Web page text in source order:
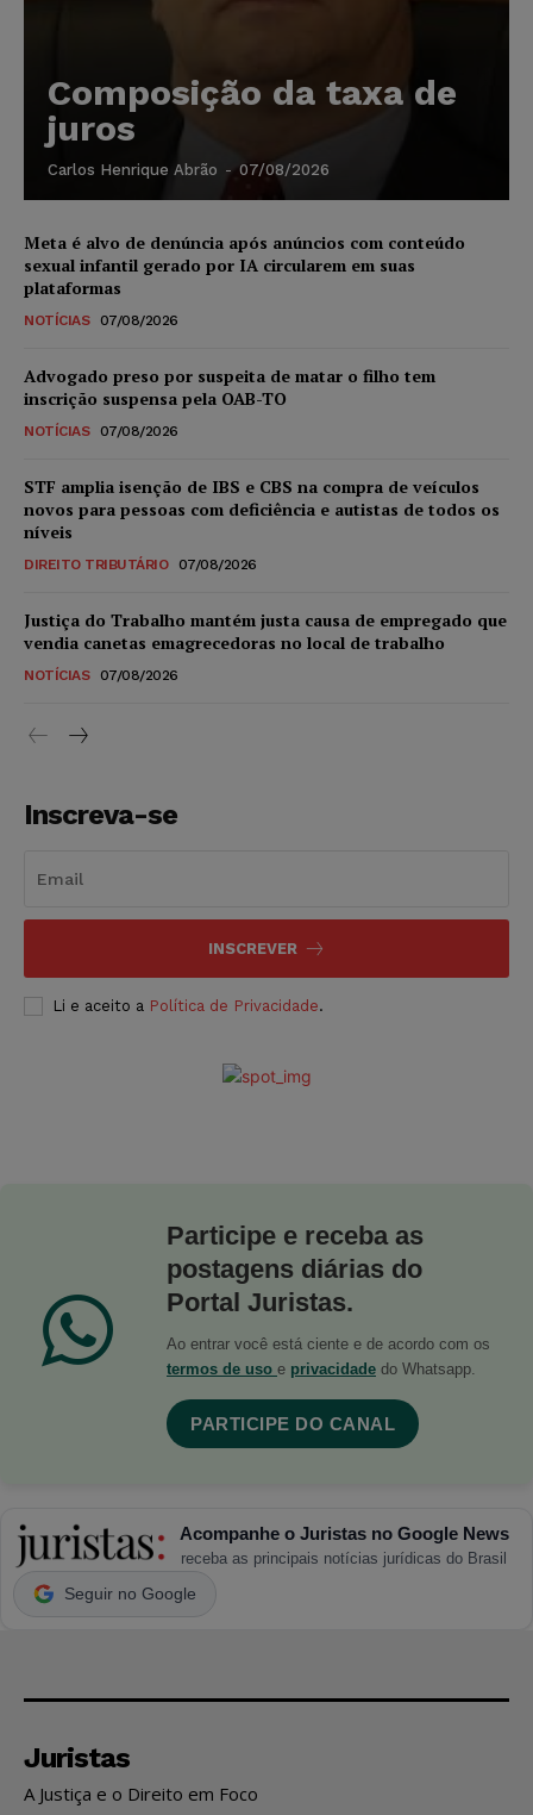
Composição da taxa de
juros
Carlos Henrique Abrão - 07/08/2026
Meta é alvo de denúncia após anúncios com conteúdo
sexual infantil gerado por IA circularem em suas
plataformas
NOTÍCIAS 07/08/2026
Advogado preso por suspeita de matar o filho tem
inscrição suspensa pela OAB-TO
NOTÍCIAS 07/08/2026
STF amplia isenção de IBS e CBS na compra de veículos
novos para pessoas com deficiência e autistas de todos os
níveis
DIREITO TRIBUTÁRIO 07/08/2026
Justiça do Trabalho mantém justa causa de empregado que
vendia canetas emagrecedoras no local de trabalho
NOTÍCIAS 07/08/2026
Inscreva-se
INSCREVER
Li e aceito a Política de Privacidade.
Participe e receba as
postagens diárias do
Portal Juristas.
Ao entrar você está ciente e de acordo com os
termos de uso e privacidade do Whatsapp.
PARTICIPE DO CANAL
Acompanhe o Juristas no Google News
receba as principais notícias jurídicas do Brasil
Seguir no Google
Juristas
A Justiça e o Direito em Foco